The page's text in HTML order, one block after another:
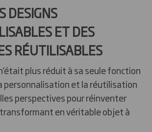
DESIGNS
ET DES
RÉUTILISABLES
plus réduit à sa seule fonction
personnalisation et la réutilisation
perspectives pour réinventer
transformant en véritable objet à